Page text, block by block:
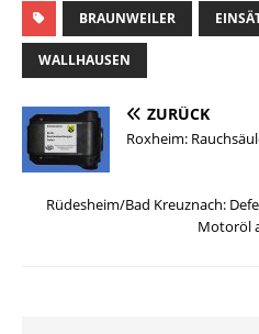
BRAUNWEILER
WALLHAUSEN
ZURÜCK
Roxheim:
Rüdesheim/Bad Kreuznach:
Motoröl